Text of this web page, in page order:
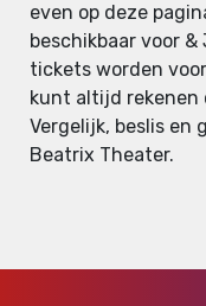
even op deze
beschikbaar voor
tickets worden
kunt altijd rekenen
Vergelijk, beslis en
Beatrix Theater.